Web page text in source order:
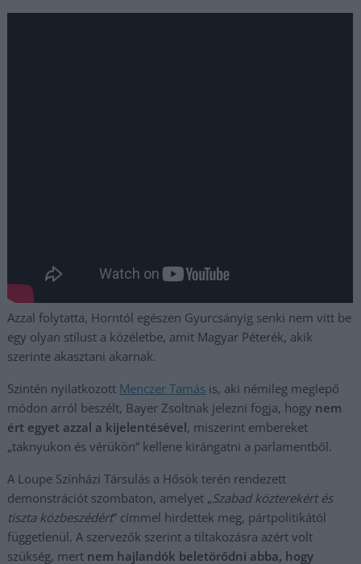
Azzal folytatta, Horntól egészen Gyurcsányig senki nem vitt be
egy olyan stílust a közéletbe, amit Magyar Péterék, akik
szerinte akasztani akarnak.
Szintén nyilatkozott Menczer Tamás is, aki némileg meglepő
módon arról beszélt, Bayer Zsoltnak jelezni fogja, hogy nem
ért egyet azzal a kijelentésével, miszerint embereket
„taknyukon és vérükön” kellene kirángatni a parlamentből.
A Loupe Színházi Társulás a Hősök terén rendezett
demonstrációt szombaton, amelyet „Szabad közterekért és
tiszta közbeszédért” címmel hirdettek meg, pártpolitikától
függetlenül. A szervezők szerint a tiltakozásra azért volt
szükség, mert nem hajlandók beletörődni abba, hogy